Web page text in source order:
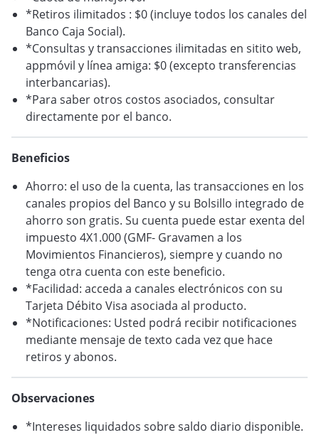
VER BLOG
*Retiros ilimitados : $0 (incluye todos los canales del
Banco Caja Social).
*Consultas y transacciones ilimitadas en sitito web,
appmóvil y línea amiga: $0 (excepto transferencias
interbancarias).
*Para saber otros costos asociados, consultar
directamente por el banco.
Beneficios
Ahorro: el uso de la cuenta, las transacciones en los
canales propios del Banco y su Bolsillo integrado de
ahorro son gratis. Su cuenta puede estar exenta del
impuesto 4X1.000 (GMF- Gravamen a los
Movimientos Financieros), siempre y cuando no
tenga otra cuenta con este beneficio.
*Facilidad: acceda a canales electrónicos con su
Tarjeta Débito Visa asociada al producto.
*Notificaciones: Usted podrá recibir notificaciones
mediante mensaje de texto cada vez que hace
retiros y abonos.
Observaciones
*Intereses liquidados sobre saldo diario disponible.